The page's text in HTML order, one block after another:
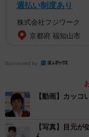
週払い制度あり
株式会社フジワーク
京都府 福知山市
Sponsored by
【動画】カッ
【写真】目元